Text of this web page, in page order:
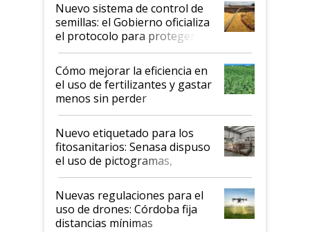
Nuevo sistema de control de
semillas: el Gobierno oficializa
el protocolo para proteger la
propiedad intelectual
Cómo mejorar la eficiencia en
el uso de fertilizantes y gastar
menos sin perder
productividad en la campaña
fina
Nuevo etiquetado para los
fitosanitarios: Senasa dispuso
el uso de pictogramas,
palabras de advertencia e
indicaciones
Nuevas regulaciones para el
uso de drones: Córdoba fija
distancias mínimas